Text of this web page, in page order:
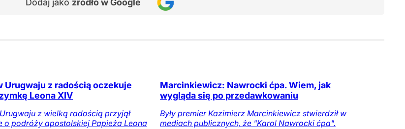
Dodaj jako źródło w Google
Urugwaju z radością oczekuje
Leona XIV
z wielką radością przyjął
o podróży apostolskiej Papieża Leona
Marcinkiewicz: Nawrocki ćpa. Wiem, jak
wygląda się po przedawkowaniu
Były premier Kazimierz Marcinkiewicz stwierdził w
mediach publicznych, że "Karol Nawrocki ćpa".